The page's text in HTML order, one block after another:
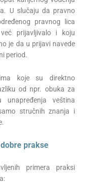
U slučaju da pravno
pravnog lica
prijavljivalo i koju
je da u prijavi navede
period.
koje su direktno
od npr. obuka za
unapređenja veština
stručnih znanja i
prakse
primera praksi